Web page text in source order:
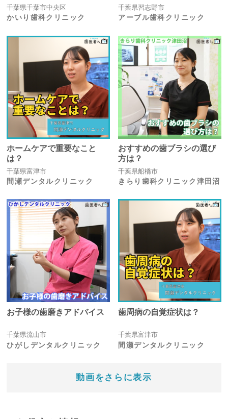
千葉県千葉市中央区
かいり歯科クリニック
千葉県習志野市
アーブル歯科クリニック
ホームケアで重要なこと
は？
千葉県富津市
間瀬デンタルクリニック
おすすめの歯ブラシの選び
方は？
千葉県船橋市
きらり歯科クリニック津田沼
お子様の歯磨きアドバイス
千葉県流山市
ひがしデンタルクリニック
歯周病の自覚症状は？
千葉県富津市
間瀬デンタルクリニック
動画をさらに表示